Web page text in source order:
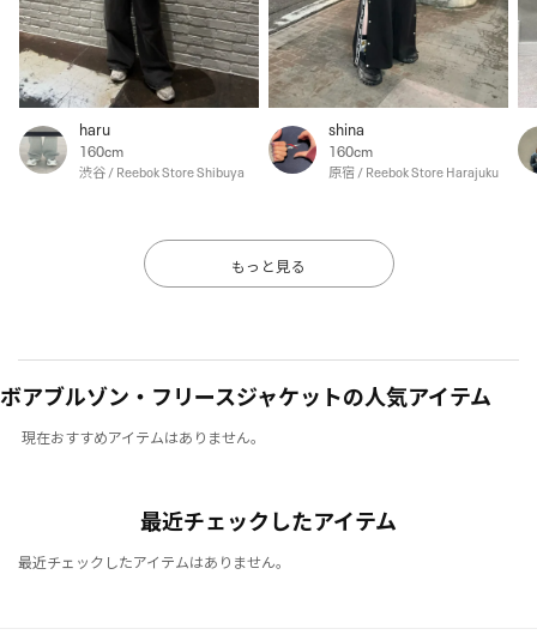
haru
160cm
渋谷 / Reebok Store Shibuya
shina
160cm
原宿 / Reebok Store Harajuku
もっと見る
ボアブルゾン・フリースジャケットの人気アイテム
現在おすすめアイテムはありません。
最近チェックしたアイテム
最近チェックしたアイテムはありません。